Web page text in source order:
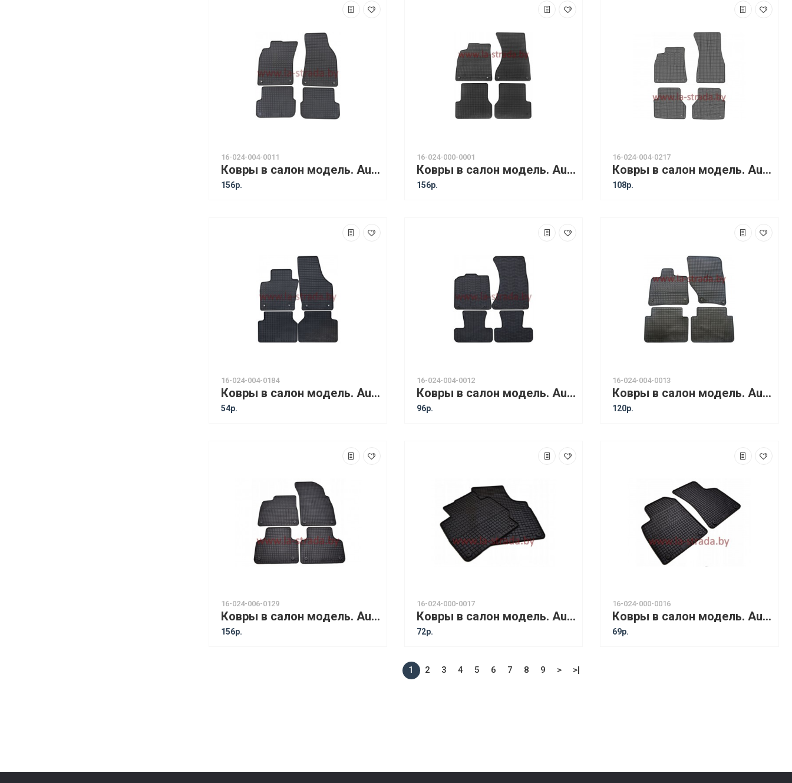
16-024-004-0011
Ковры в салон модель. Audi A6 C6 (06-11) [14310] после рестайлинга
156р.
16-024-000-0001
Ковры в салон модель. Audi A6 C7 (11-) [14410] / Audi A6 (12-) Allroad /Audi A7 (10-)
156р.
16-024-004-0217
Ковры в салон модель. Audi A6 C8 (18-) / A7 C8 (18-) / A6 Avant Combi (18-) [14510] - NEW!!!
108р.
16-024-004-0184
Ковры в салон модель. Audi Q3 I (11-18) [12310]
54р.
16-024-004-0012
Ковры в салон модель. Audi Q5 (08-17) [12210]
96р.
16-024-004-0013
Ковры в салон модель. Audi Q7 (05-15) [12110] Черный
120р.
16-024-006-0129
Ковры в салон модель. Audi Q7 (15-) / Audi Q8 (18-) [12410] - NEW!!!
156р.
16-024-000-0017
Ковры в салон модель. Audi TT (06-14) Coupe [18110]
72р.
16-024-000-0016
Ковры в салон модель. Audi TT (98-06) Coupe [18010]
69р.
1 2 3 4 5 6 7 8 9 > >|